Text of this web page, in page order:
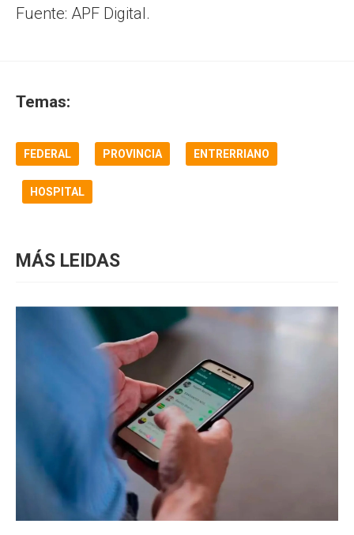
Fuente: APF Digital.
Temas:
FEDERAL PROVINCIA ENTRERRIANO
HOSPITAL
MÁS LEIDAS